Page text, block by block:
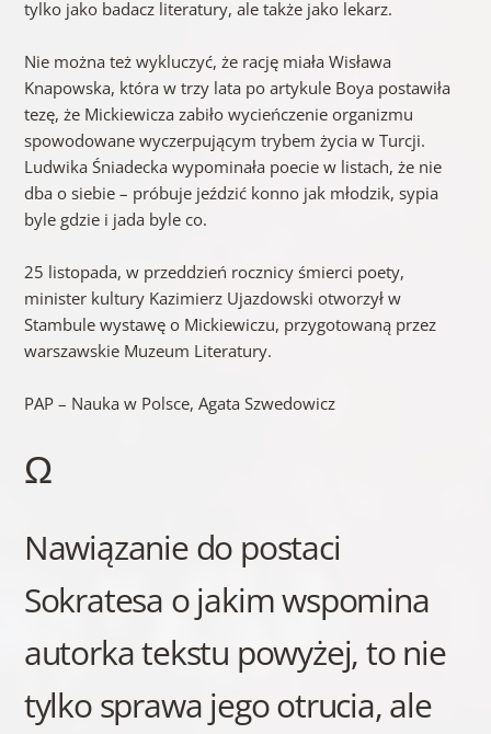
tylko jako badacz literatury, ale także jako lekarz.
Nie można też wykluczyć, że rację miała Wisława
Knapowska, która w trzy lata po artykule Boya postawiła
tezę, że Mickiewicza zabiło wycieńczenie organizmu
spowodowane wyczerpującym trybem życia w Turcji.
Ludwika Śniadecka wypominała poecie w listach, że nie
dba o siebie – próbuje jeździć konno jak młodzik, sypia
byle gdzie i jada byle co.
25 listopada, w przeddzień rocznicy śmierci poety,
minister kultury Kazimierz Ujazdowski otworzył w
Stambule wystawę o Mickiewiczu, przygotowaną przez
warszawskie Muzeum Literatury.
PAP – Nauka w Polsce, Agata Szwedowicz
Ω
Nawiązanie do postaci
Sokratesa o jakim wspomina
autorka tekstu powyżej, to nie
tylko sprawa jego otrucia, ale